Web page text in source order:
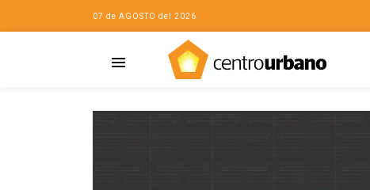
07 de AGOSTO del 2026